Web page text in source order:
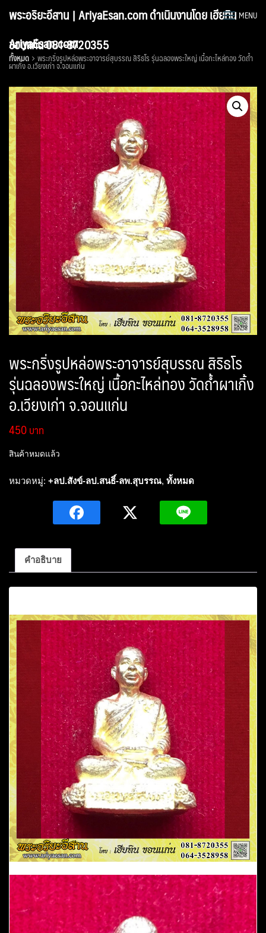
พระอริยะอีสาน | AriyaEsan.com ดำเนินงานโดย เฮียทิน
ขอนแก่น 081-8720355
MENU
AriyaEsan.com
ทั้งหมด พระกริ่งรูปหล่อพระอาจารย์สุบรรณ สิริธโร รุ่นฉลองพระใหญ่ เนื้อกะไหล่ทอง วัดถ้ำ
ผาเกิ้ง อ.เวียงเก่า จ.จอนแก่น
พระกริ่งรูปหล่อพระอาจารย์สุบรรณ สิริธโร
รุ่นฉลองพระใหญ่ เนื้อกะไหล่ทอง วัดถ้ำผาเกิ้ง
อ.เวียงเก่า จ.จอนแก่น
450
สินค้าหมดแล้ว
หมวดหมู่: +ลป.สังข์-ลป.สนธิ์-ลพ.สุบรรณ, ทั้งหมด
คำอธิบาย